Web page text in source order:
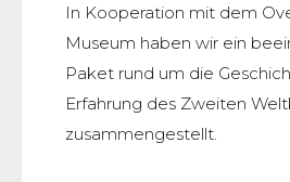
In Kooperation mit dem
Museum haben wir ein
Paket rund um die
Erfahrung des Zweiten
zusammengestellt.